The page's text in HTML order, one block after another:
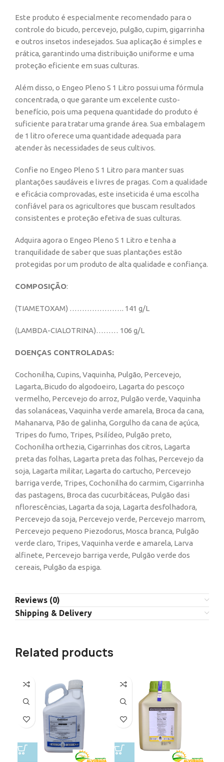
Este produto é especialmente recomendado para o
controle do bicudo, percevejo, pulgão, cupim, gigarrinha
e outros insetos indesejados. Sua aplicação é simples e
prática, garantindo uma distribuição uniforme e uma
proteção eficiente em suas culturas.
Além disso, o Engeo Pleno S 1 Litro possui uma fórmula
concentrada, o que garante um excelente custo-
benefício, pois uma pequena quantidade do produto é
suficiente para tratar uma grande área. Sua embalagem
de 1 litro oferece uma quantidade adequada para
atender às necessidades de seus cultivos.
Confie no Engeo Pleno S 1 Litro para manter suas
plantações saudáveis e livres de pragas. Com a qualidade
e eficácia comprovadas, este inseticida é uma escolha
confiável para os agricultores que buscam resultados
consistentes e proteção efetiva de suas culturas.
Adquira agora o Engeo Pleno S 1 Litro e tenha a
tranquilidade de saber que suas plantações estão
protegidas por um produto de alta qualidade e confiança.
COMPOSIÇÃO:
(TIAMETOXAM) …………………. 141 g/L
(LAMBDA-CIALOTRINA)……… 106 g/L
DOENÇAS CONTROLADAS:
Cochonilha, Cupins, Vaquinha, Pulgão, Percevejo,
Lagarta,.Bicudo do algodoeiro, Lagarta do pescoço
vermelho, Percevejo do arroz, Pulgão verde, Vaquinha
das solanáceas, Vaquinha verde amarela, Broca da cana,
Mahanarva, Pão de galinha, Gorgulho da cana de açúca,
Tripes do fumo, Tripes, Psilídeo, Pulgão preto,
Cochonilha orthezia, Cigarrinhas dos citros, Lagarta
preta das folhas, Lagarta preta das folhas, Percevejo da
soja, Lagarta militar, Lagarta do cartucho, Percevejo
barriga verde, Tripes, Cochonilha do carmim, Cigarrinha
das pastagens, Broca das cucurbitáceas, Pulgão dasi
nflorescências, Lagarta da soja, Lagarta desfolhadora,
Percevejo da soja, Percevejo verde, Percevejo marrom,
Percevejo pequeno Piezodorus, Mosca branca, Pulgão
verde claro, Tripes, Vaquinha verde e amarela, Larva
alfinete, Percevejo barriga verde, Pulgão verde dos
cereais, Pulgão da espiga.
Reviews (0)
Shipping & Delivery
Related products